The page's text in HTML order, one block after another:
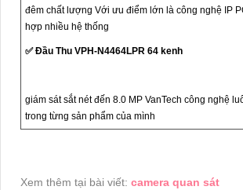
đêm chất lượng Với ưu điểm lớn là công nghệ IP
hợp nhiều hệ thống
✅ Đầu Thu VPH-N4464LPR 64 kenh
giám sát sắt nét đến 8.0 MP VanTech công nghệ
trong từng sản phẩm của mình
Xem thêm tại bài viết: camera quan sát